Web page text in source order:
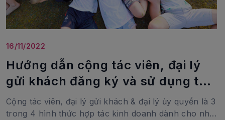
16/11/2022
Hướng dẫn cộng tác viên, đại lý
gửi khách đăng ký và sử dụng tài
khoản bán tour
Cộng tác viên, đại lý gửi khách & đại lý ủy quyền là 3
trong 4 hình thức hợp tác kinh doanh dành cho nhà